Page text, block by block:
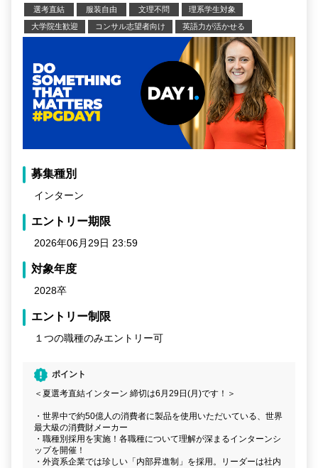
選考直結 服装自由 文理不問
理系学生対象
大学院生歓迎
コンサル志望者向け 英語力が活かせる
募集種別
インターン
エントリー期限
2026年06月29日 23:59
対象年度
2028卒
エントリー制限
１つの職種のみエントリー可
ポイント
＜夏選考直結インターン 締切は6月29日(月)です！＞
・世界中で約50億人の消費者に製品を使用いただいている、世界
最大級の消費財メーカー
・職種別採用を実施！各職種について理解が深まるインターンシ
ップを開催！
・外資系企業では珍しい「内部昇進制」を採用。リーダーは社内